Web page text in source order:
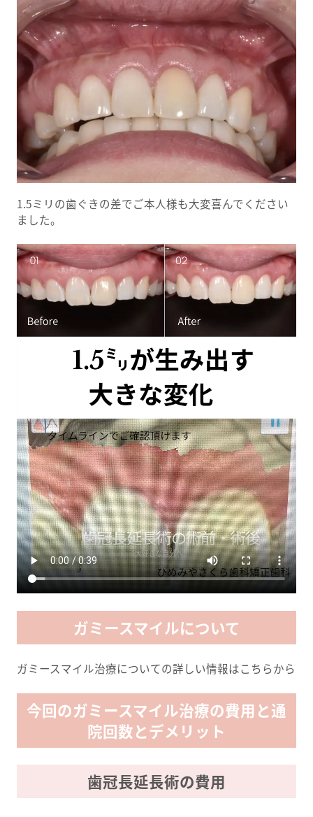
1.5ミリの歯ぐきの差でご本人様も大変喜んでください
ました。
ガミースマイルについて
ガミースマイル治療についての詳しい情報はこちらから
今回のガミースマイル治療の費用と通
院回数とデメリット
歯冠長延長術の費用